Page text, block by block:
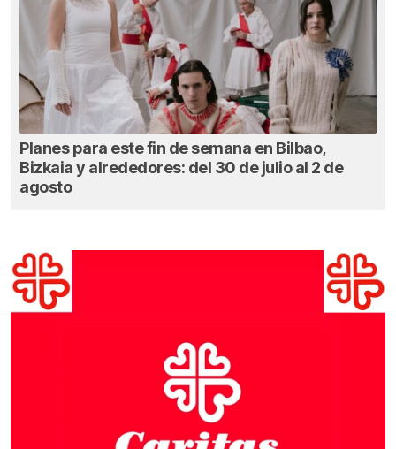
Planes para este fin de semana en Bilbao,
Bizkaia y alrededores: del 30 de julio al 2 de
agosto